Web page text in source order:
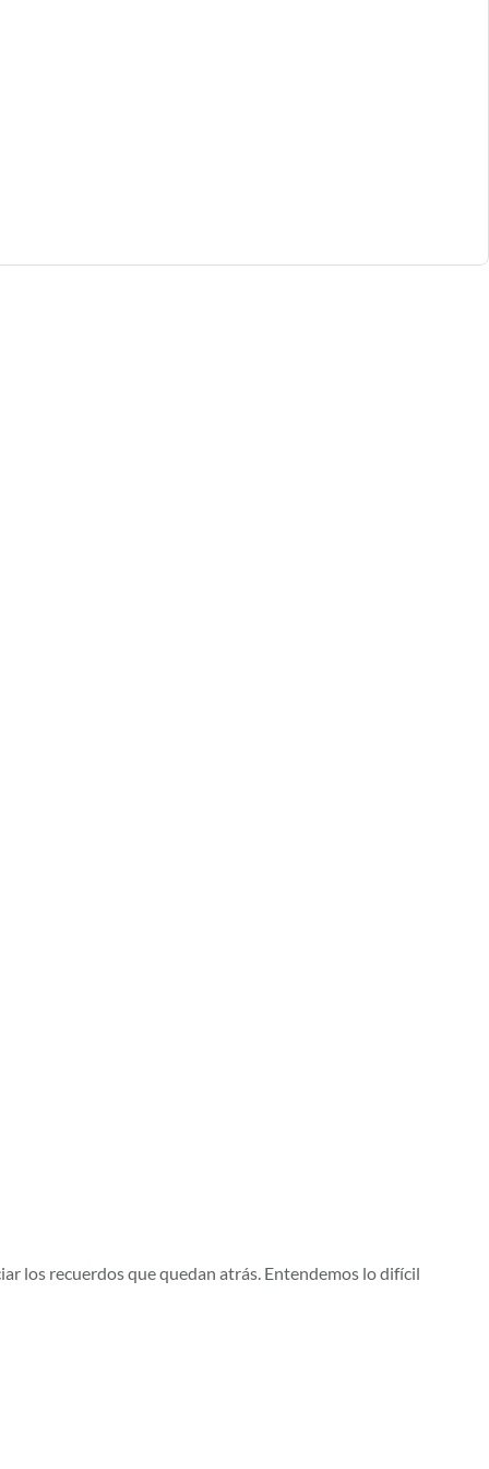
los recuerdos que quedan atrás. Entendemos lo difícil